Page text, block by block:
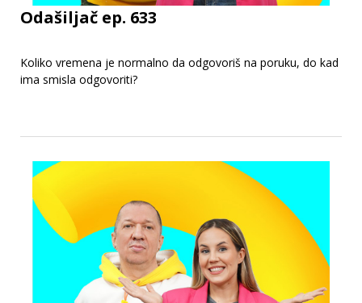
Odašiljač ep. 633
Koliko vremena je normalno da odgovoriš na poruku, do kad
ima smisla odgovoriti?